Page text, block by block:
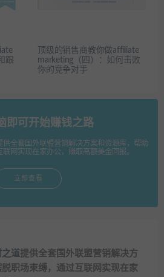
跟
顶级的销售商教你做affiliate
marketing（四）：如何击败
你的竞争对手
即可开始赚钱之路
供全套国外联盟营销解决方案和资源库，帮助
网实现在家办公，赚取高额美金回报。
立即查看
之道提供全套国外联盟营销解决方
职场束缚，通过互联网实现在家